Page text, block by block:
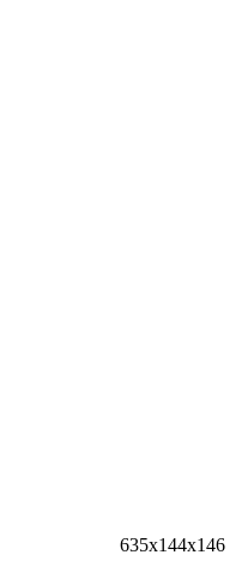
635х144х146